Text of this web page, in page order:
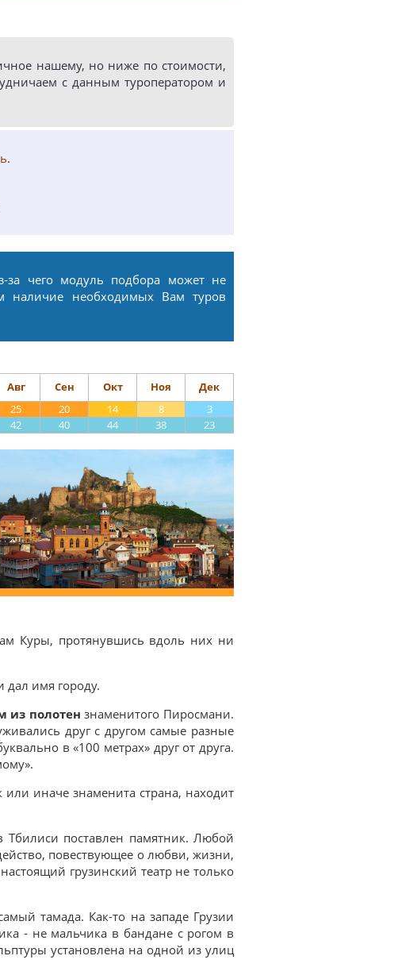
нашему, но ниже по стоимости,
с данным туроператором и
.
за чего модуль подбора может не
наличие необходимых Вам туров
Авг Сен Окт Ноя
Дек
25 20 14 8
3
42 40 44 38 23
Куры, протянувшись вдоль них ни
дал имя городу.
из полотен знаменитого Пиросмани.
друг с другом самые разные
в «100 метрах» друг от друга.
или иначе знаменита страна, находит
Тбилиси поставлен памятник. Любой
повествующее о любви, жизни,
грузинский театр не только
тамада. Как-то на западе Грузии
- не мальчика в бандане с рогом в
установлена на одной из улиц